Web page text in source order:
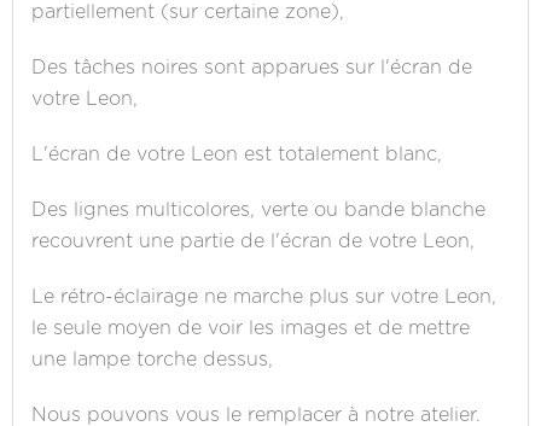
partiellement (sur certaine zone),
Des tâches noires sont apparues sur l'écran de
votre Leon,
L'écran de votre Leon est totalement blanc,
Des lignes multicolores, verte ou bande blanche
recouvrent une partie de l'écran de votre Leon,
Le rétro-éclairage ne marche plus sur votre Leon,
le seule moyen de voir les images et de mettre
une lampe torche dessus,
Nous pouvons vous le remplacer à notre atelier.